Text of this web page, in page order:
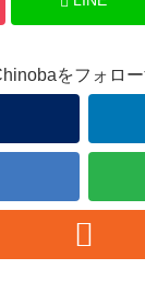
をフォロ